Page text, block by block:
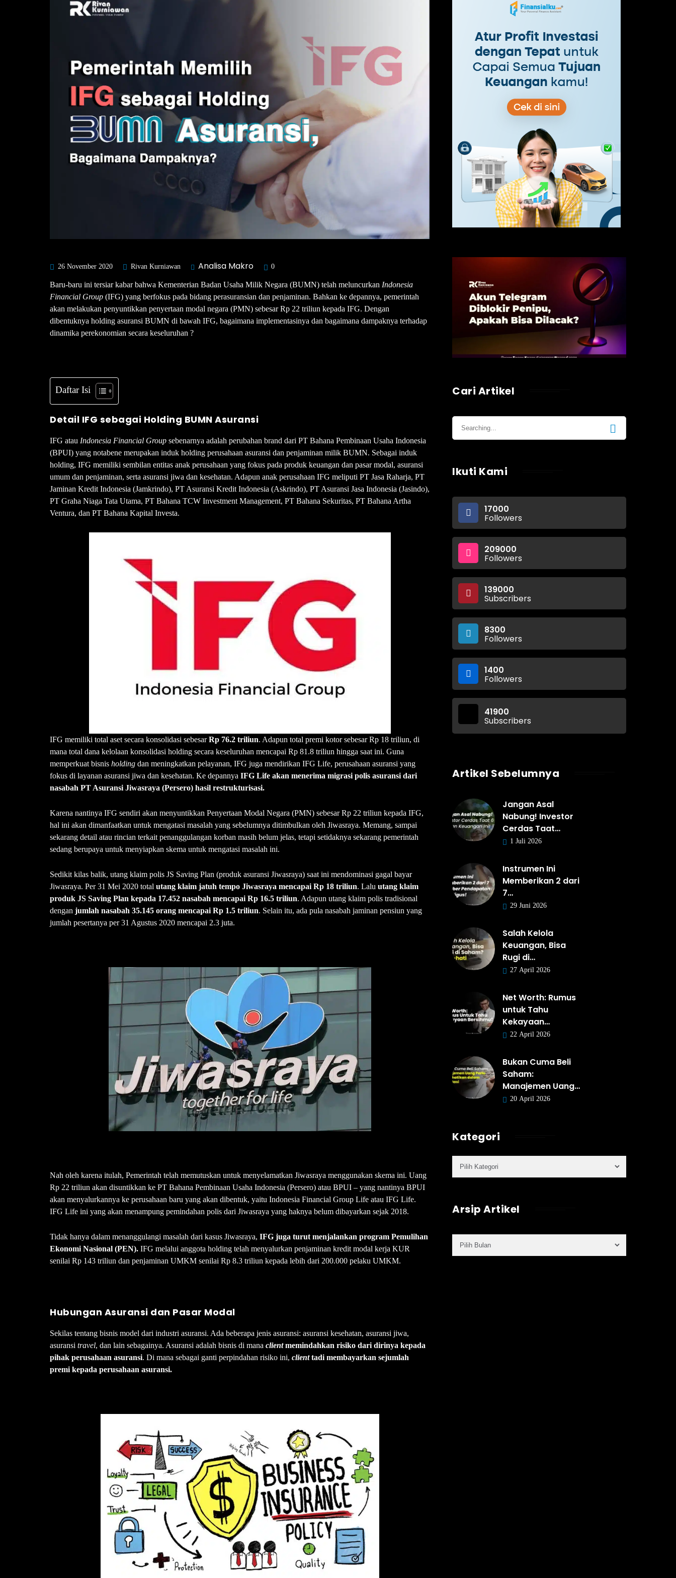
26 November 2020 Rivan Kurniawan Analisa Makro 0
Baru-baru ini tersiar kabar bahwa Kementerian Badan Usaha Milik Negara (BUMN) telah meluncurkan Indonesia
Financial Group (IFG) yang berfokus pada bidang perasuransian dan penjaminan. Bahkan ke depannya, pemerintah
akan melakukan penyuntikkan penyertaan modal negara (PMN) sebesar Rp 22 triliun kepada IFG. Dengan
dibentuknya holding asuransi BUMN di bawah IFG, bagaimana implementasinya dan bagaimana dampaknya terhadap
dinamika perekonomian secara keseluruhan ?
Daftar Isi
Detail IFG sebagai Holding BUMN Asuransi
IFG atau Indonesia Financial Group sebenarnya adalah perubahan brand dari PT Bahana Pembinaan Usaha Indonesia
(BPUI) yang notabene merupakan induk holding perusahaan asuransi dan penjaminan milik BUMN. Sebagai induk
holding, IFG memiliki sembilan entitas anak perusahaan yang fokus pada produk keuangan dan pasar modal, asuransi
umum dan penjaminan, serta asuransi jiwa dan kesehatan. Adapun anak perusahaan IFG meliputi PT Jasa Raharja, PT
Jaminan Kredit Indonesia (Jamkrindo), PT Asuransi Kredit Indonesia (Askrindo), PT Asuransi Jasa Indonesia (Jasindo),
PT Graha Niaga Tata Utama, PT Bahana TCW Investment Management, PT Bahana Sekuritas, PT Bahana Artha
Ventura, dan PT Bahana Kapital Investa.
IFG memiliki total aset secara konsolidasi sebesarRp 76.2 triliun. Adapun total premi kotor sebesar Rp 18 triliun, di
mana total dana kelolaan konsolidasi holding secara keseluruhan mencapai Rp 81.8 triliun hingga saat ini. Guna
memperkuat bisnis holding dan meningkatkan pelayanan, IFG juga mendirikan IFG Life, perusahaan asuransi yang
fokus di layanan asuransi jiwa dan kesehatan. Ke depannya IFG Life akan menerima migrasi polis asuransi dari
nasabah PT Asuransi Jiwasraya (Persero) hasil restrukturisasi.
Karena nantinya IFG sendiri akan menyuntikkan Penyertaan Modal Negara (PMN) sebesar Rp 22 triliun kepada IFG,
hal ini akan dimanfaatkan untuk mengatasi masalah yang sebelumnya ditimbulkan oleh Jiwasraya. Memang, sampai
sekarang detail atau rincian terkait penanggulangan korban masih belum jelas, tetapi setidaknya sekarang pemerintah
sedang berupaya untuk menyiapkan skema untuk mengatasi masalah ini.
Sedikit kilas balik, utang klaim polis JS Saving Plan (produk asuransi Jiwasraya) saat ini mendominasi gagal bayar
Jiwasraya. Per 31 Mei 2020 total utang klaim jatuh tempo Jiwasraya mencapai Rp 18 triliun. Lalu utang klaim
produk JS Saving Plan kepada 17.452 nasabah mencapai Rp 16.5 triliun. Adapun utang klaim polis tradisional
dengan jumlah nasabah 35.145 orang mencapai Rp 1.5 triliun. Selain itu, ada pula nasabah jaminan pensiun yang
jumlah pesertanya per 31 Agustus 2020 mencapai 2.3 juta.
Nah oleh karena itulah, Pemerintah telah memutuskan untuk menyelamatkan Jiwasraya menggunakan skema ini. Uang
Rp 22 triliun akan disuntikkan ke PT Bahana Pembinaan Usaha Indonesia (Persero) atau BPUI – yang nantinya BPUI
akan menyalurkannya ke perusahaan baru yang akan dibentuk, yaitu Indonesia Financial Group Life atau IFG Life.
IFG Life ini yang akan menampung pemindahan polis dari Jiwasraya yang haknya belum dibayarkan sejak 2018.
Tidak hanya dalam menanggulangi masalah dari kasus Jiwasraya, IFG juga turut menjalankan program Pemulihan
Ekonomi Nasional (PEN). IFG melalui anggota holding telah menyalurkan penjaminan kredit modal kerja KUR
senilai Rp 143 triliun dan penjaminan UMKM senilai Rp 8.3 triliun kepada lebih dari 200.000 pelaku UMKM.
Hubungan Asuransi dan Pasar Modal
Sekilas tentang bisnis model dari industri asuransi. Ada beberapa jenis asuransi: asuransi kesehatan, asuransi jiwa,
asuransi travel, dan lain sebagainya. Asuransi adalah bisnis di mana clientmemindahkan risiko dari dirinya kepada
pihak perusahaan asuransi. Di mana sebagai ganti perpindahan risiko ini, clienttadi membayarkan sejumlah
premi kepada perusahaan asuransi.
Cari Artikel
Ikuti Kami
17000
Followers
209000
Followers
139000
Subscribers
8300
Followers
1400
Followers
41900
Subscribers
Artikel Sebelumnya
Jangan Asal
Nabung! Investor
Cerdas Taat…
1 Juli 2026
Instrumen Ini
Memberikan 2 dari
7…
29 Juni 2026
Salah Kelola
Keuangan, Bisa
Rugi di…
27 April 2026
Net Worth: Rumus
untuk Tahu
Kekayaan…
22 April 2026
Bukan Cuma Beli
Saham:
Manajemen Uang…
20 April 2026
Kategori
Arsip Artikel